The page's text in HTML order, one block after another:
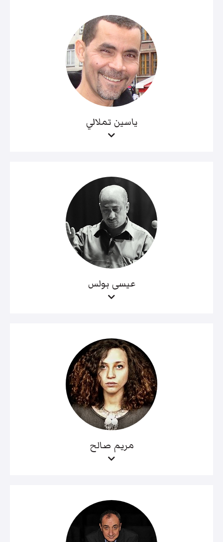
ياسين تملالي
عيسى بولس
مريم صالح